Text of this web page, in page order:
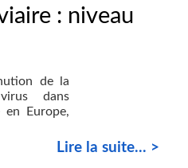
: niveau
de la
dans
en Europe,
Lire la suite... >